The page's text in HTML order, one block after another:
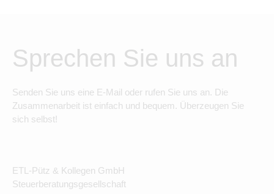
Sprechen Sie uns an
Senden Sie uns eine E-Mail oder rufen Sie uns an. Die
Zusammenarbeit ist einfach und bequem. Überzeugen Sie
sich selbst!
ETL-Pütz & Kollegen GmbH
Steuerberatungsgesellschaft